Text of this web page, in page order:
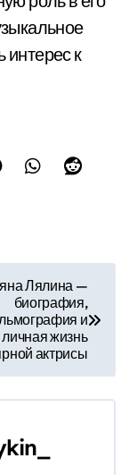
интерес к
Лялина —
биография,
и
личная жизнь
актрисы